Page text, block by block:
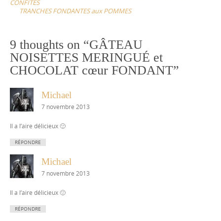
CONFITES
TRANCHES FONDANTES aux POMMES
9 thoughts on “GÂTEAU
NOISETTES MERINGUÉ et
CHOCOLAT cœur FONDANT”
Michael
7 novembre 2013
Il a l’aire délicieux 🙂
RÉPONDRE
Michael
7 novembre 2013
Il a l’aire délicieux 🙂
RÉPONDRE